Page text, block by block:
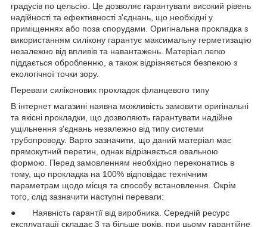
градусів по цельсію. Це дозволяє гарантувати високий рівень
надійності та ефективності з'єднань, що необхідні у
приміщеннях або поза спорудами. Оригінальна прокладка з
використанням силікону гарантує максимальну герметизацію
незалежно від впливів та навантажень. Матеріал легко
піддається обробленню, а також відрізняється безпекою з
екологічної точки зору.
Переваги силіконових прокладок фланцевого типу
В інтернет магазині наявна можливість замовити оригінальні
та якісні прокладки, що дозволяють гарантувати надійне
ущільнення з'єднань незалежно від типу системи
трубопроводу. Варто зазначити, що даний матеріал має
прямокутний перетин, однак відрізняється овальною
формою. Перед замовленням необхідно переконатись в
тому, що прокладка на 100% відповідає технічним
параметрам щодо місця та способу встановлення. Окрім
того, слід зазначити наступні переваги:
● Наявність гарантії від виробника. Середній ресурс
експлуатації складає 3 та більше років, при цьому гарантійне